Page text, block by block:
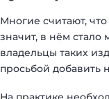
Многие считают,
значит, в нём
владельцы таких
просьбой добавить